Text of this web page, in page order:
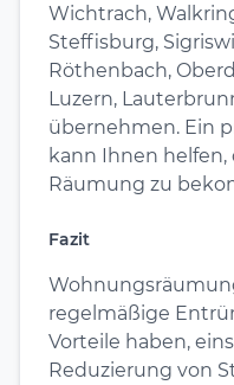
Wichtrach,
Steffisburg,
Röthenbach,
Luzern,
übernehmen. Ein
kann Ihnen
Räumung zu
Fazit
regelmäßige
Vorteile haben,
Reduzierung von